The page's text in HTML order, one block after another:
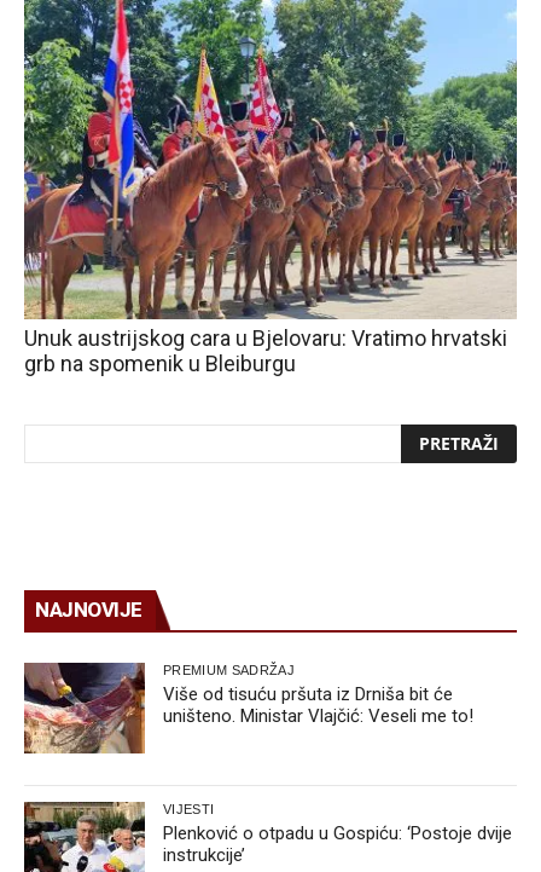
Unuk austrijskog cara u Bjelovaru: Vratimo hrvatski
grb na spomenik u Bleiburgu
NAJNOVIJE
PREMIUM SADRŽAJ
Više od tisuću pršuta iz Drniša bit će
uništeno. Ministar Vlajčić: Veseli me to!
VIJESTI
Plenković o otpadu u Gospiću: ‘Postoje dvije
instrukcije’